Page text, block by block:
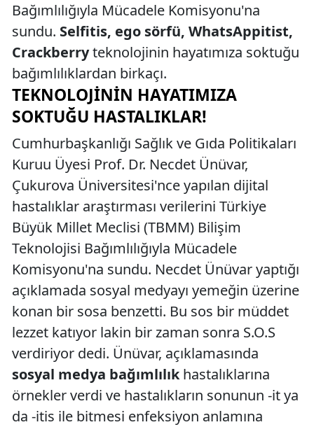
Bağımlılığıyla Mücadele Komisyonu'na
sundu. Selfitis, ego sörfü, WhatsAppitist,
Crackberryteknolojinin hayatımıza soktuğu
bağımlılıklardan birkaçı.
TEKNOLOJININ HAYATIMIZA
SOKTUĞU HASTALIKLAR!
Cumhurbaşkanlığı Sağlık ve Gıda Politikaları
Kuruu Üyesi Prof. Dr. Necdet Ünüvar,
Çukurova Üniversitesi'nce yapılan dijital
hastalıklar araştırması verilerini Türkiye
Büyük Millet Meclisi (TBMM) Bilişim
Teknolojisi Bağımlılığıyla Mücadele
Komisyonu'na sundu. Necdet Ünüvar yaptığı
açıklamada sosyal medyayı yemeğin üzerine
konan bir sosa benzetti. Bu sos bir müddet
lezzet katıyor lakin bir zaman sonra S.O.S
verdiriyor dedi. Ünüvar, açıklamasında
sosyal medya bağımlılıkhastalıklarına
örnekler verdi ve hastalıkların sonunun -it ya
da -itis ile bitmesi enfeksiyon anlamına